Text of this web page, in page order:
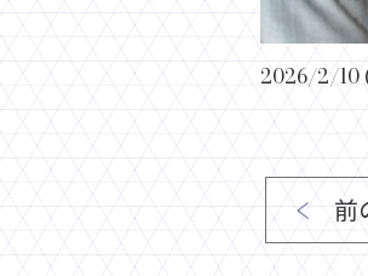
2026/2/10
前